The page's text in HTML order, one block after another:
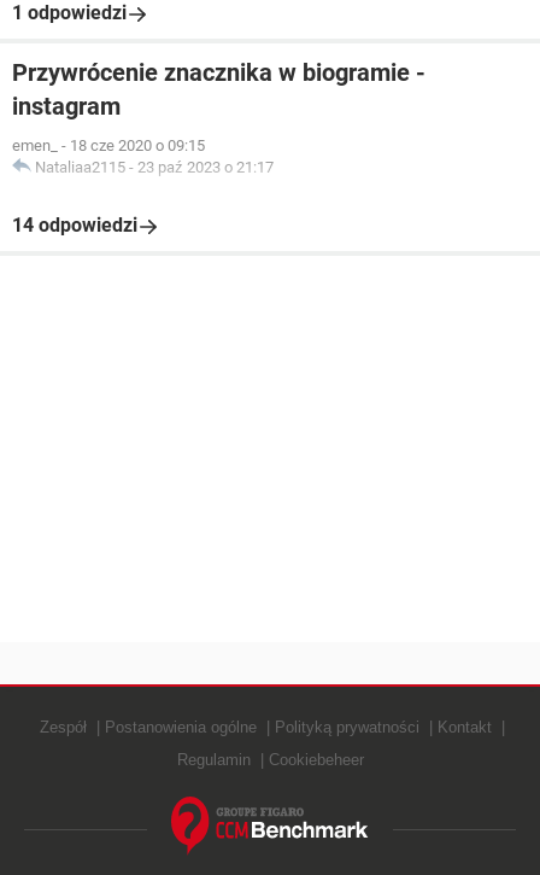
1 odpowiedzi
Przywrócenie znacznika w biogramie -
instagram
emen_ - 18 cze 2020 o 09:15
Nataliaa2115 - 23 paź 2023 o 21:17
14 odpowiedzi
Zespół Postanowienia ogólne Polityką prywatności
Kontakt
Regulamin
Cookiebeheer